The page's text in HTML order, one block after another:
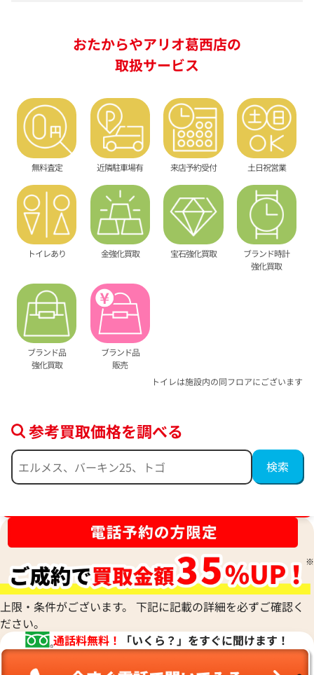
おたからやアリオ葛西店の
取扱サービス
無料査定 近隣駐車場有 来店予約受付 土日祝営業
トイレあり 金強化買取 宝石強化買取
ブランド時計
強化買取
ブランド品
強化買取
ブランド品
販売
トイレは施設内の同フロアにございます
参考買取価格を調べる
上限・条件がございます。 下記に記載の詳細を必ずご確認く
ださい。
通話料無料！
「いくら？」をすぐに聞けます！